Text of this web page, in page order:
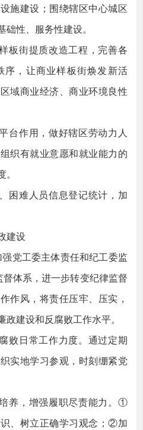
施建设；围绕辖区中心城区
性、服务性建设。
板街提质改造工程，完善各
序，让商业样板街焕发新活
域商业经济、商业环境良性
台作用，做好辖区劳动力人
织有就业意愿和就业能力的
困难人员信息登记统计，加
建设
强党工委主体责任和纪工委监
督体系，进一步转变纪律监督
作风，将责任压牢、压实，
建设和反腐败工作水平。
败日常工作力度。通过定期
实地学习参观，时刻绷紧党
养，增强履职尽责能力。①
、树立正确学习观念；②加